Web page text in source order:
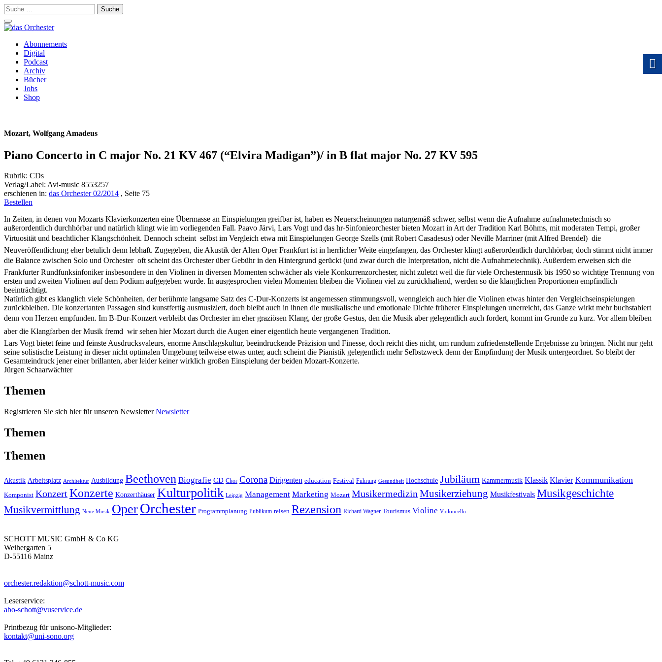
Suche
nach:
Schalte
Navigation
Zum
Inhalt
springen
Abonnements
Digital
Podcast
Archiv
Bücher
Jobs
Shop
Mozart, Wolfgang Amadeus
Piano Concerto in C major No. 21 KV 467 (“Elvira Madigan”)/ in B flat major No. 27 KV 595
Rubrik: CDs
Verlag/Label: Avi-music 8553257
erschienen in: das Orchester 02/2014 , Seite 75
Bestellen
In Zeiten, in denen von Mozarts Klavierkonzerten eine Übermasse an Einspielungen greifbar ist, haben es Neuerscheinungen naturgemäß schwer, selbst wenn die Aufnahme aufnahmetechnisch so
außerordentlich durchhörbar und natürlich klingt wie im vorliegenden Fall. Paavo Järvi, Lars Vogt und das hr-Sinfonieorchester bieten Mozart in Art der Tradition Karl Böhms, mit moderaten Tempi, großer
Virtuosität und beachtlicher Klangschönheit. Dennoch scheint  selbst im Vergleich etwa mit Einspielungen George Szells (mit Robert Casadesus) oder Neville Marriner (mit Alfred Brendel)  die
Neuveröffentlichung eher betulich denn lebhaft. Zugegeben, die Akustik der Alten Oper Frankfurt ist in herrlicher Weite eingefangen, das Orchester klingt außerordentlich durchhörbar, doch stimmt nicht immer
die Balance zwischen Solo und Orchester  oft scheint das Orchester über Gebühr in den Hintergrund gerückt (und zwar durch die Interpretation, nicht die Aufnahmetechnik). Außerdem erweisen sich die
Frankfurter Rundfunksinfoniker insbesondere in den Violinen in diversen Momenten schwächer als viele Konkurrenzorchester, nicht zuletzt weil die für viele Orchestermusik bis 1950 so wichtige Trennung von
ersten und zweiten Violinen auf dem Podium aufgegeben wurde. In ausgesprochen vielen Momenten bleiben die Violinen viel zu zurückhaltend, werden so die klanglichen Proportionen empfindlich
beeinträchtigt.
Natürlich gibt es klanglich viele Schönheiten, der berühmte langsame Satz des C-Dur-Konzerts ist angemessen stimmungsvoll, wenngleich auch hier die Violinen etwas hinter den Vergleichseinspielungen
zurückbleiben. Die konzertanten Passagen sind kunstfertig ausmusiziert, doch bleibt auch in ihnen die musikalische und emotionale Dichte früherer Einspielungen unerreicht, das Ganze wirkt mehr buchstabiert
denn von Herzen empfunden. Im B-Dur-Konzert verbleibt das Orchester im eher graziösen Klang, der große Gestus, den die Musik aber gelegentlich auch fordert, kommt im Grunde zu kurz. Vor allem bleiben
aber die Klangfarben der Musik fremd  wir sehen hier Mozart durch die Augen einer eigentlich heute vergangenen Tradition.
Lars Vogt bietet feine und feinste Ausdrucksvaleurs, enorme Anschlagskultur, beeindruckende Präzision und Finesse, doch reicht dies nicht, um rundum zufriedenstellende Ergebnisse zu bringen. Nicht nur geht
seine solistische Leistung in dieser nicht optimalen Umgebung teilweise etwas unter, auch scheint die Pianistik gelegentlich mehr Selbstzweck denn der Empfindung der Musik untergeordnet. So bleibt der
Gesamteindruck jener einer brillanten, aber leider keiner wirklich großen Einspielung der beiden Mozart-Konzerte.
Jürgen Schaarwächter
Themen
Registrieren Sie sich hier für unseren NewsletterNewsletter
Themen
Themen
Akustik Arbeitsplatz Architektur Ausbildung Beethoven Biografie CD Chor Corona Dirigenten education Festival Führung Gesundheit Hochschule Jubiläum Kammermusik Klassik Klavier Kommunikation
Komponist KonzertKonzerte Konzerthäuser Kulturpolitik Leipzig Management Marketing Mozart Musikermedizin Musikerziehung Musikfestivals Musikgeschichte
Musikvermittlung Neue Musik OperOrchester Programmplanung Publikum reisen Rezension Richard Wagner Tourismus Violine Violoncello
SCHOTT MUSIC GmbH & Co KG
Weihergarten 5
D-55116 Mainz
orchester.redaktion@schott-music.com
Leserservice:
abo-schott@vuservice.de
Printbezug für unisono-Mitglieder:
kontakt@uni-sono.org